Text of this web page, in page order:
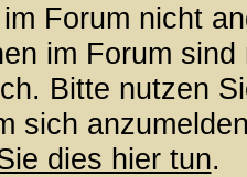
Forum nicht
im Forum
Bitte nutzen
sich
dies hier tun.